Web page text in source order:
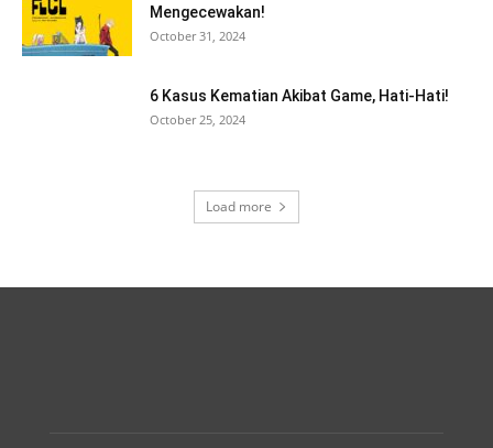
Mengecewakan!
October 31, 2024
6 Kasus Kematian Akibat Game, Hati-Hati!
October 25, 2024
Load more